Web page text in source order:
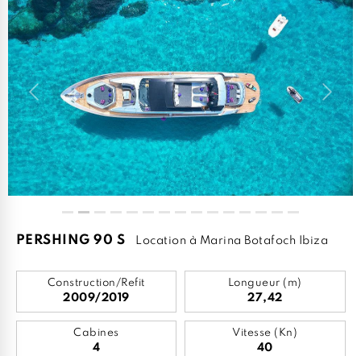
Previous Next
PERSHING 90 S Location à Marina Botafoch Ibiza
Construction/Refit
2009/2019
Longueur (m)
27,42
Cabines
4
Vitesse (Kn)
40